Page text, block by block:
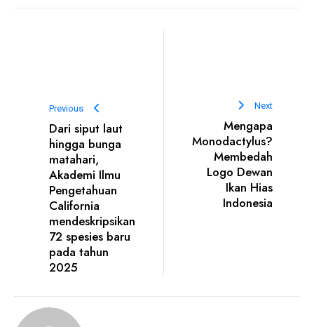
Previous
Dari siput laut
hingga bunga
matahari,
Akademi Ilmu
Pengetahuan
California
mendeskripsikan
72 spesies baru
pada tahun
2025
Next
Mengapa
Monodactylus?
Membedah
Logo Dewan
Ikan Hias
Indonesia